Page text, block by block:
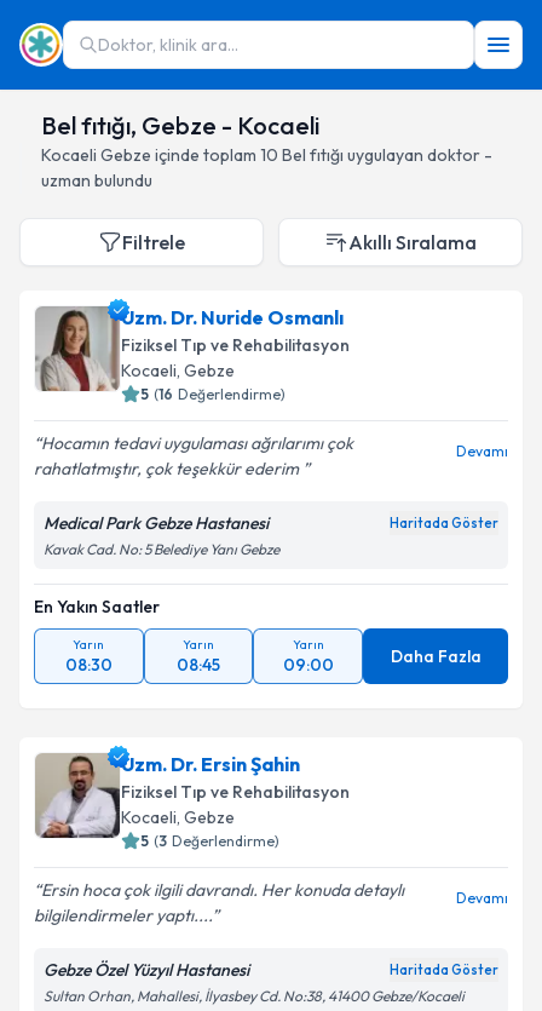
Doktor, klinik ara...
Bel fıtığı, Gebze - Kocaeli
Kocaeli Gebze içinde toplam 10 Bel fıtığı uygulayan doktor -
uzman bulundu
Filtrele Akıllı Sıralama
Uzm. Dr. Nuride Osmanlı
Fiziksel Tıp ve Rehabilitasyon
Kocaeli, Gebze
5 (16 Değerlendirme)
Hocamın tedavi uygulaması ağrılarımı çok
rahatlatmıştır, çok teşekkür ederim ️
Devamı
Medical Park Gebze Hastanesi Haritada Göster
Kavak Cad. No: 5 Belediye Yanı Gebze
En Yakın Saatler
Yarın
08:30
Yarın
08:45
Yarın
09:00 Daha Fazla
Uzm. Dr. Ersin Şahin
Fiziksel Tıp ve Rehabilitasyon
Kocaeli, Gebze
5 (3 Değerlendirme)
Ersin hoca çok ilgili davrandı. Her konuda detaylı
bilgilendirmeler yaptı....
Devamı
Gebze Özel Yüzyıl Hastanesi Haritada Göster
Sultan Orhan, Mahallesi, İlyasbey Cd. No:38, 41400 Gebze/Kocaeli